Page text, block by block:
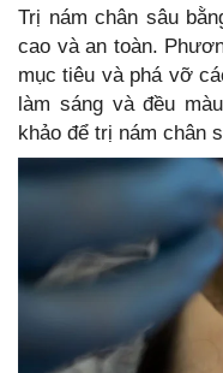
Trị nám chân sâu
cao và an toàn.
mục tiêu và phá vỡ
làm sáng và đều
khảo để trị nám chân